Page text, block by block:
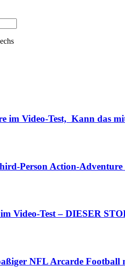
im Video-Test, Kann das
Person Action-
Video-Test – DIESER
NFL Arcarde